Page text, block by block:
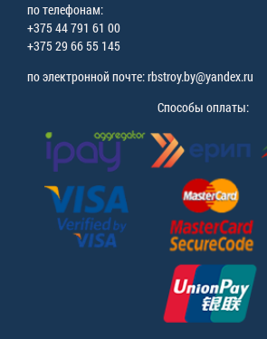
по телефонам:
+375 44 791 61 00
+375 29 66 55 145
по электронной почте: rbstroy.by@yandex.ru
Способы оплаты: